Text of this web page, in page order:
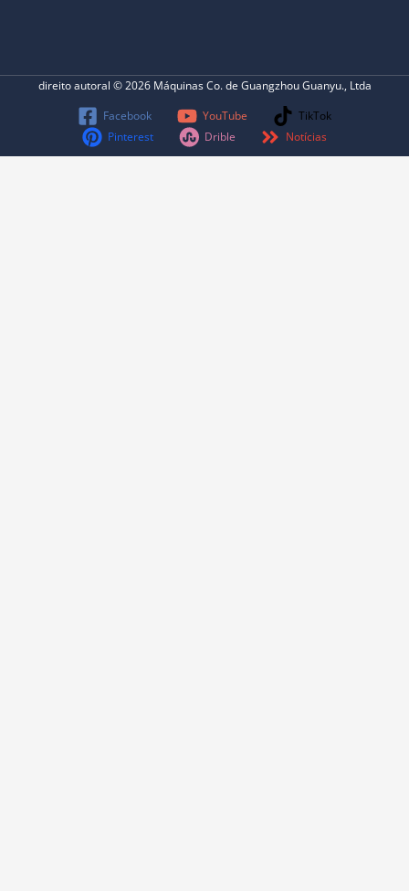
direito autoral © 2026 Máquinas Co. de Guangzhou Guanyu., Ltda
Facebook
YouTube
TikTok
Pinterest
Drible Notícias